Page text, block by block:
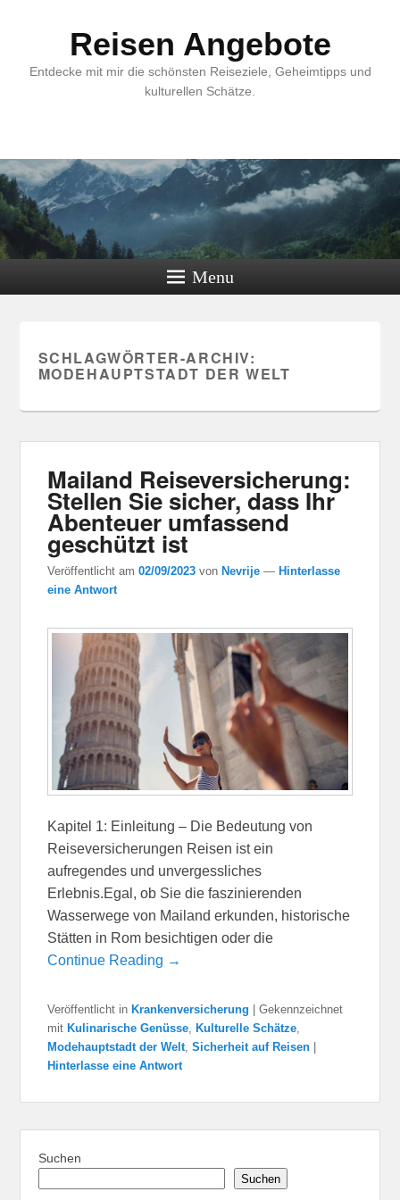
Reisen Angebote
Entdecke mit mir die schönsten Reiseziele, Geheimtipps und
kulturellen Schätze.
Menu
SCHLAGWÖRTER-ARCHIV:
MODEHAUPTSTADT DER WELT
Mailand Reiseversicherung:
Stellen Sie sicher, dass Ihr
Abenteuer umfassend
geschützt ist
Veröffentlicht am02/09/2023 von Nevrije — Hinterlasse
eine Antwort
Kapitel 1: Einleitung – Die Bedeutung von
Reiseversicherungen Reisen ist ein
aufregendes und unvergessliches
Erlebnis.Egal, ob Sie die faszinierenden
Wasserwege von Mailand erkunden, historische
Stätten in Rom besichtigen oder die
Continue Reading →
Veröffentlicht in Krankenversicherung |Gekennzeichnet
mit Kulinarische Genüsse, Kulturelle Schätze,
Modehauptstadt der Welt,Sicherheit auf Reisen
Hinterlasse eine Antwort
Suchen
Suchen